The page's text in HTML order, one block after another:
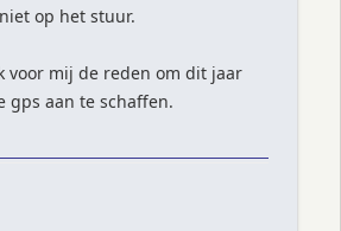
op het stuur.
voor mij de reden om dit jaar
gps aan te schaffen.